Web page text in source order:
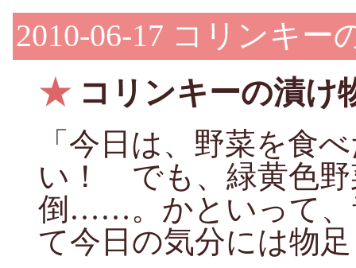
2010-06-17 コリンキー
★コリンキーの漬け
「今日は、野菜を食
い！ でも、緑黄色野
倒……。かといって、
て今日の気分には物